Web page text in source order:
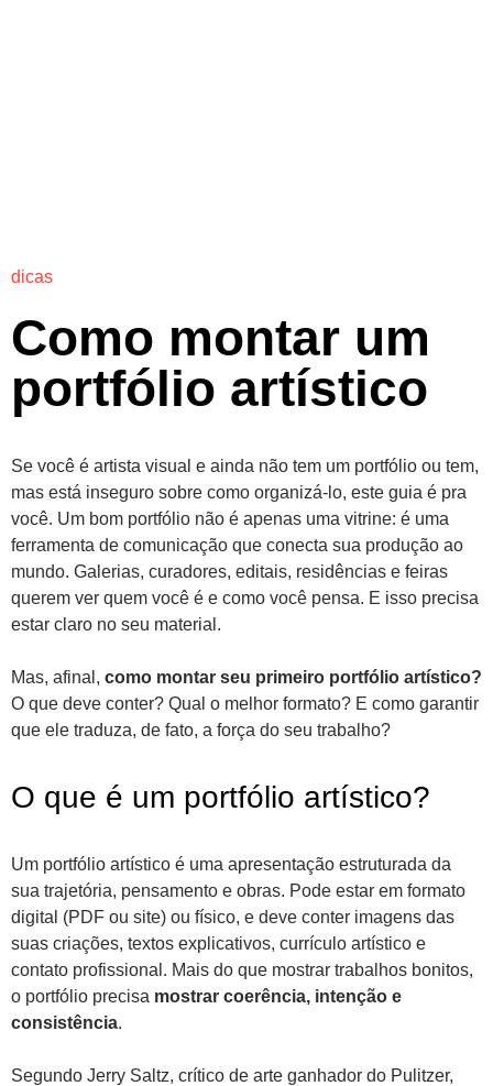
dicas
Como montar um
portfólio artístico
Se você é artista visual e ainda não tem um portfólio ou tem,
mas está inseguro sobre como organizá-lo, este guia é pra
você. Um bom portfólio não é apenas uma vitrine: é uma
ferramenta de comunicação que conecta sua produção ao
mundo. Galerias, curadores, editais, residências e feiras
querem ver quem você é e como você pensa. E isso precisa
estar claro no seu material.
Mas, afinal, como montar seu primeiro portfólio artístico?
O que deve conter? Qual o melhor formato? E como garantir
que ele traduza, de fato, a força do seu trabalho?
O que é um portfólio artístico?
Um portfólio artístico é uma apresentação estruturada da
sua trajetória, pensamento e obras. Pode estar em formato
digital (PDF ou site) ou físico, e deve conter imagens das
suas criações, textos explicativos, currículo artístico e
contato profissional. Mais do que mostrar trabalhos bonitos,
o portfólio precisa mostrar coerência, intenção e
consistência.
Segundo Jerry Saltz, crítico de arte ganhador do Pulitzer,